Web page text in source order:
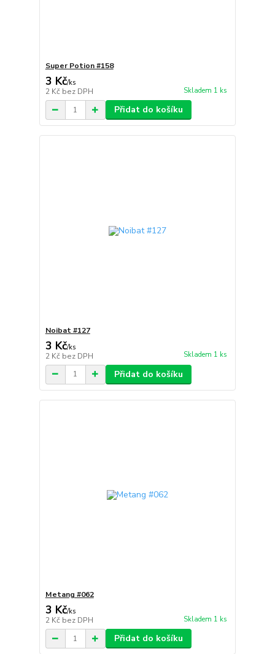
Super Potion #158
3 Kč/ks
2 Kč bez DPH Skladem 1 ks
Přidat do košíku
Noibat #127
3 Kč/ks
2 Kč bez DPH Skladem 1 ks
Přidat do košíku
Metang #062
3 Kč/ks
2 Kč bez DPH Skladem 1 ks
Přidat do košíku